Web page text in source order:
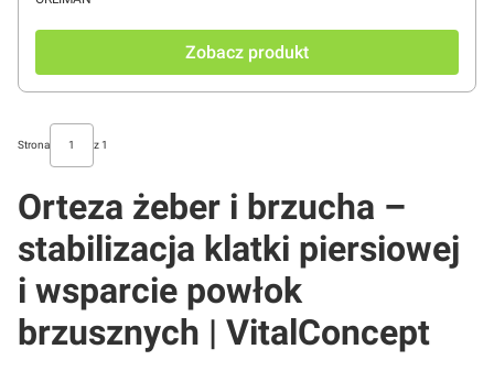
Zobacz produkt
Strona z 1
Orteza żeber i brzucha –
stabilizacja klatki piersiowej
i wsparcie powłok
brzusznych | VitalConcept